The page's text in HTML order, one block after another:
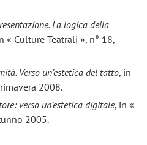
La logica della
« Culture Teatrali », n° 18,
Verso un’estetica del tatto, in
2008.
verso un’estetica digitale, in «
2005.